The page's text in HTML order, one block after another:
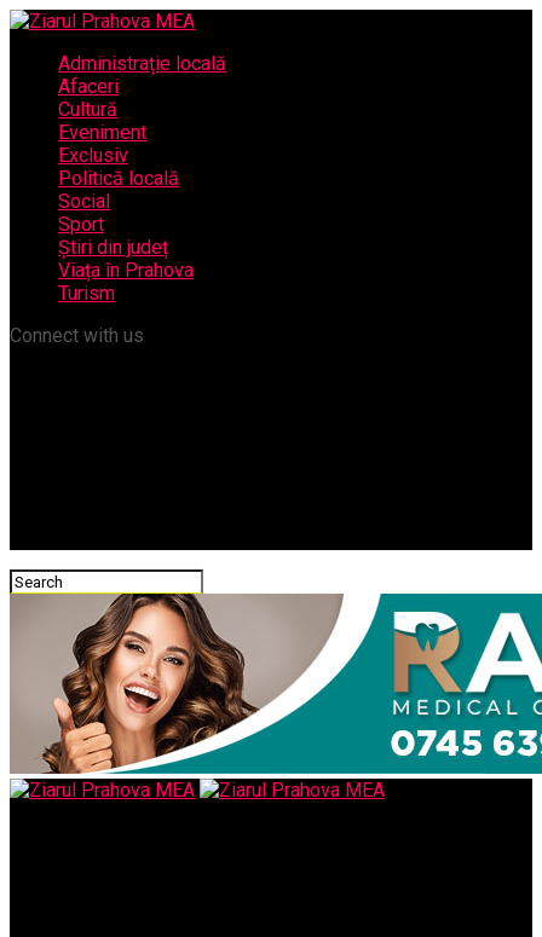
Administrație locală
Afaceri
Cultură
Eveniment
Exclusiv
Politică locală
Social
Sport
Știri din județ
Viața în Prahova
Turism
Connect with us